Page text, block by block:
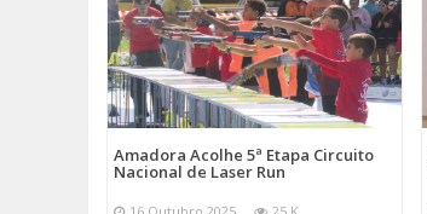
Amadora Acolhe 5ª Etapa Circuito
Nacional de Laser Run